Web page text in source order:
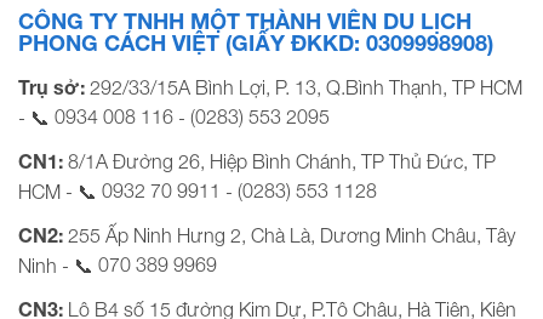
CÔNG TY TNHH MỘT THÀNH VIÊN DU LỊCH
PHONG CÁCH VIỆT (GIẤY ĐKKD: 0309998908)
Trụ sở: 292/33/15A Bình Lợi, P. 13, Q.Bình Thạnh, TP HCM
- 📞 0934 008 116 - (0283) 553 2095
CN1: 8/1A Đường 26, Hiệp Bình Chánh, TP Thủ Đức, TP
HCM - 📞 0932 70 9911 - (0283) 553 1128
CN2: 255 Ấp Ninh Hưng 2, Chà Là, Dương Minh Châu, Tây
Ninh - 📞 070 389 9969
CN3: Lô B4 số 15 đường Kim Dự, P.Tô Châu, Hà Tiên, Kiên